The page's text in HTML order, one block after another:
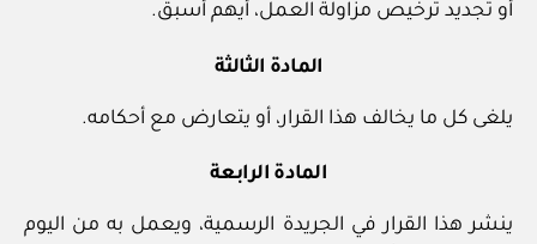
أو تجديد ترخيص مزاولة العمل، أيهم أسبق.
المادة الثالثة
يلغى كل ما يخالف هذا القرار، أو يتعارض مع أحكامه.
المادة الرابعة
ينشر هذا القرار في الجريدة الرسمية، ويعمل به من اليوم